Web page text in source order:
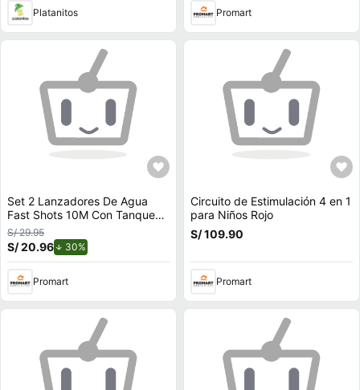
Platanitos Promart
Set 2 Lanzadores De Agua
Fast Shots 10M Con Tanque
560Ml
S/ 29.95
S/ 20.96 30%
Promart
Circuito de Estimulación 4 en 1
para Niños Rojo
S/ 109.90
Promart